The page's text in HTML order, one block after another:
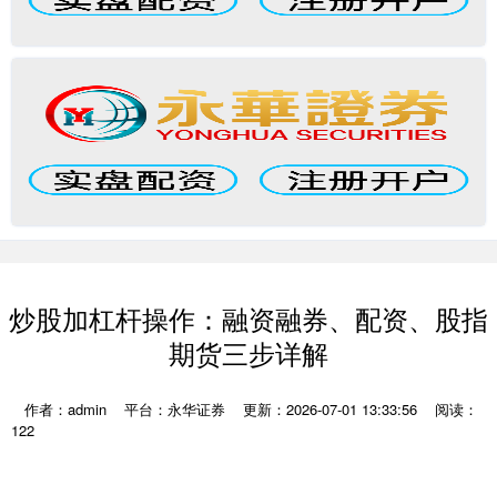
炒股加杠杆操作：融资融券、配资、股指
期货三步详解
作者：admin 平台：永华证券 更新：2026-07-01 13:33:56
阅读：
122